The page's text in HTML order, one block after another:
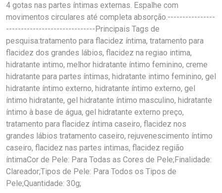
4 gotas nas partes íntimas externas. Espalhe com
movimentos circulares até completa absorção.----------------
------------------------------Principais Tags de
pesquisa:tratamento para flacidez íntima, tratamento para
flacidez dos grandes lábios, flacidez na regiao intima,
hidratante intimo, melhor hidratante íntimo feminino, creme
hidratante para partes íntimas, hidratante intimo feminino, gel
hidratante íntimo externo, hidratante íntimo externo, gel
íntimo hidratante, gel hidratante íntimo masculino, hidratante
íntimo à base de água, gel hidratante externo preço,
tratamento para flacidez íntima caseiro, flacidez nos
grandes lábios tratamento caseiro, rejuvenescimento íntimo
caseiro, flacidez nas partes intimas, flacidez região
íntimaCor de Pele: Para Todas as Cores de Pele;Finalidade:
Clareador;Tipos de Pele: Para Todos os Tipos de
Pele;Quantidade: 30g;